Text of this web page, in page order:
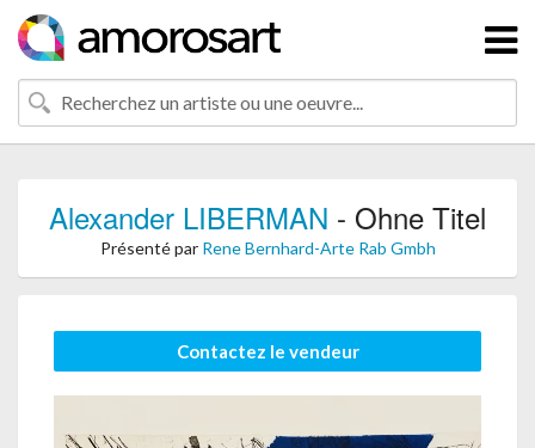
Alexander LIBERMAN - Ohne Titel
Présenté par Rene Bernhard-Arte Rab Gmbh
Contactez le vendeur